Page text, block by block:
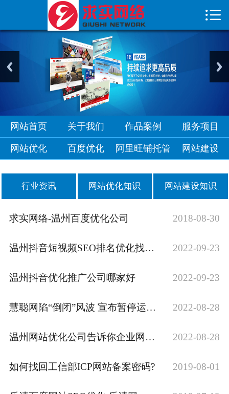
作品案例
网站优化

网站首页 关于我们 作品案例 服务项目
网站优化 百度优化 阿里旺铺托管 网站建设
行业资讯 网站优化知识 网站建设知识
求实网络-温州百度优化公司 2018-08-30
温州抖音短视频SEO排名优化找求实网络 2022-09-23
温州抖音优化推广公司哪家好 2022-09-23
慧聪网陷“倒闭”风波 宣布暂停运营 被实力打脸？ 2022-08-28
温州网站优化公司告诉你企业网站怎么做好站内优化 2022-08-28
如何找回工信部ICP网站备案密码? 2019-08-01